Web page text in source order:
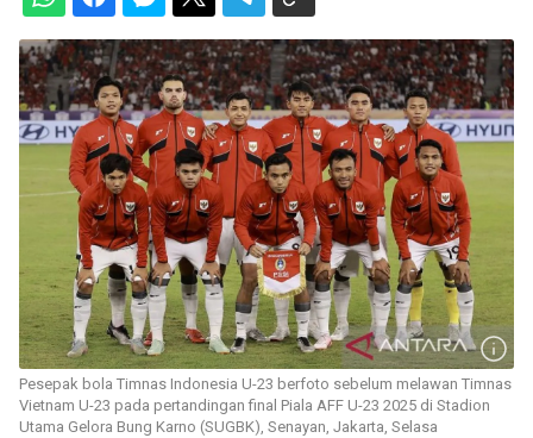
Pesepak bola Timnas Indonesia U-23 berfoto sebelum melawan Timnas
Vietnam U-23 pada pertandingan final Piala AFF U-23 2025 di Stadion
Utama Gelora Bung Karno (SUGBK), Senayan, Jakarta, Selasa